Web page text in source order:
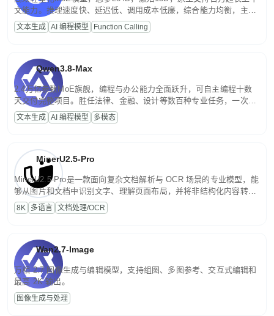
文能力。推理速度快、延迟低、调用成本低廉，综合能力均衡，主打
高并发、轻量化任务，适合日常对话、内容创作、基础 RAG、批量
文案处理等普惠刚需场景。
文本生成 AI 编程模型 Function Calling
Qwen3.8-Max
2.4万亿参数MoE旗舰，编程与办公能力全面跃升，可自主编程十数
天交付完整项目。胜任法律、金融、设计等数百种专业任务，一次对
话端到端交付生产级成果。原生视觉理解贯穿规划、执行与验证全流
程，支持超长文档与长视频的深度语义解析。长程任务中自主规划与
文本生成 AI 编程模型 多模态
MinerU2.5-Pro
MinerU2.5-Pro是一款面向复杂文档解析与 OCR 场景的专业模型，能
够从图片和文档中识别文字、理解页面布局，并将非结构化内容转换
为便于存储、检索和二次处理的结构化结果。
8K 多语言 文档处理/OCR
Wan2.7-Image
万相 2.7 图像生成与编辑模型，支持组图、多图参考、交互式编辑和
最高 2K 输出。
图像生成与处理